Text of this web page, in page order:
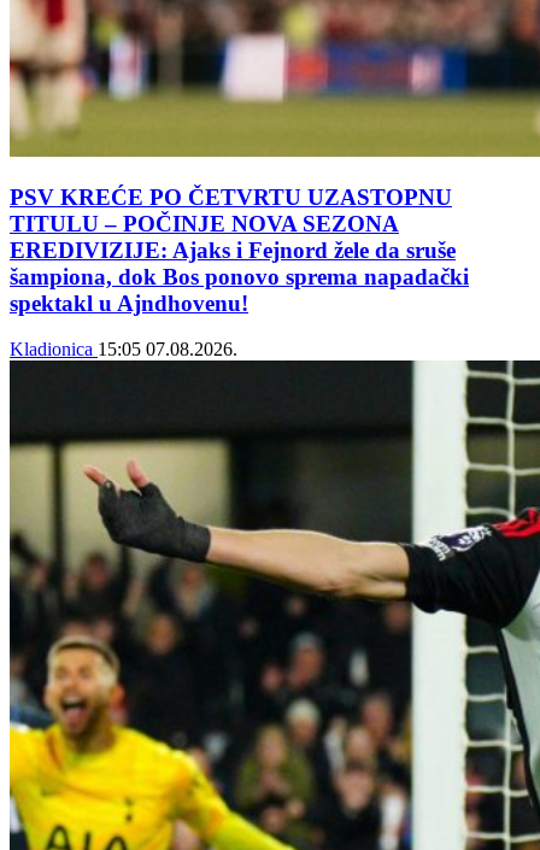
PSV KREĆE PO ČETVRTU UZASTOPNU
TITULU – POČINJE NOVA SEZONA
EREDIVIZIJE: Ajaks i Fejnord žele da sruše
šampiona, dok Bos ponovo sprema napadački
spektakl u Ajndhovenu!
Kladionica 15:05 07.08.2026.